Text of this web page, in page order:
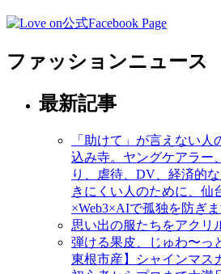
ファッションニュース
最新記事
「助けて」が言えない
込み寺。ヤングケアラー
り、虐待、DV、経済的
きにくい人のために、仙
×Web3×AIで孤独を防ぎま
思い出の服たちをアクリ
弾ける果皮、じゅわ〜っ
東根市産】シャインマス